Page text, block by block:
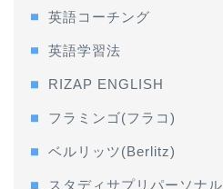
英語コーチング
英語学習法
RIZAP ENGLISH
フラミンゴ(フラコ)
ベルリッツ(Berlitz)
スタディサプリパーソナル